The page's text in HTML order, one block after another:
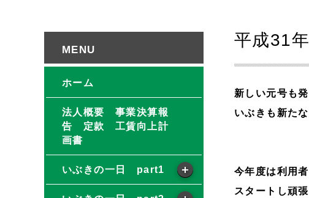
平成31
新しい元号も
いぶきも新た
今年度は利用
スタートし頑
ホーム
法人概要 事業決算報
告 定款 工賃向上計
画書
いぶきの一日 part1